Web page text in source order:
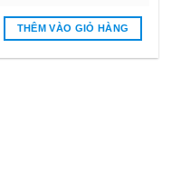
là:
₫300.
tại
là:
₫150.
THÊM VÀO GIỎ HÀNG